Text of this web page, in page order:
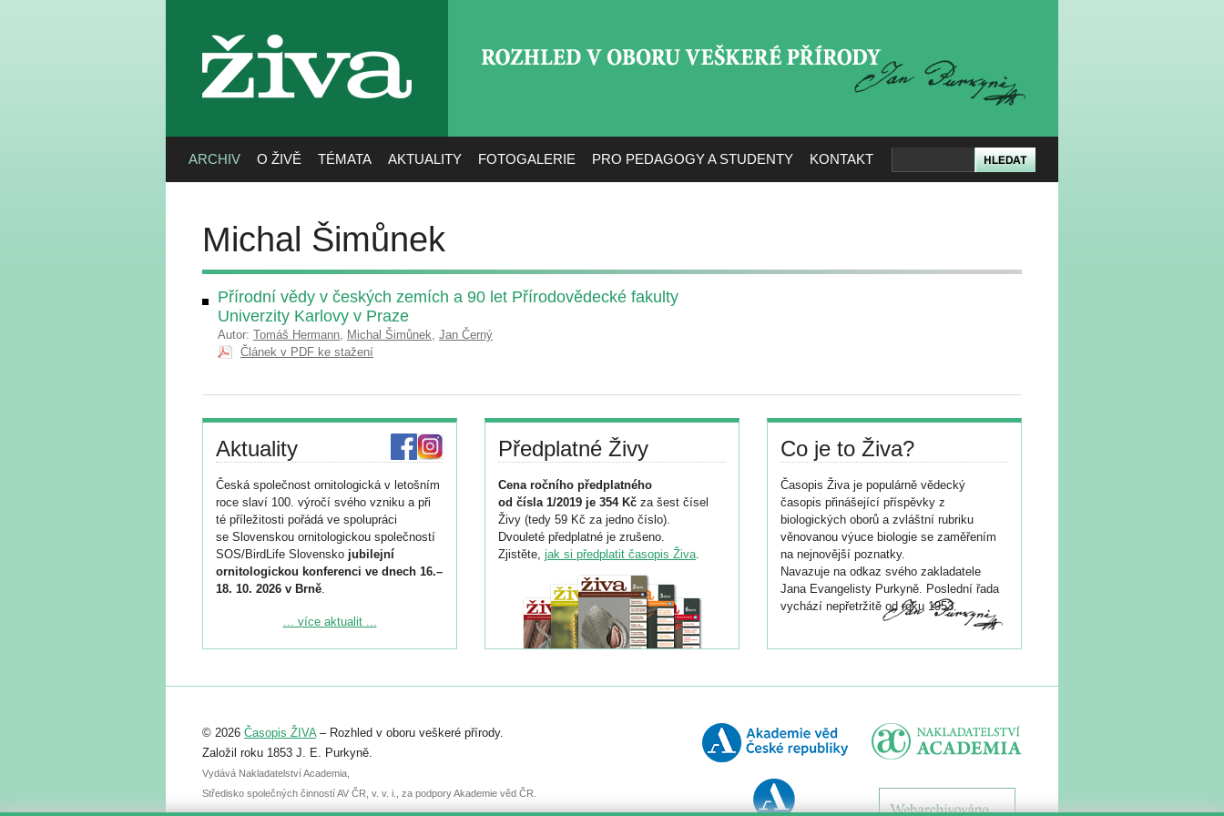
živa
ARCHIV O ŽIVĚ TÉMATA AKTUALITY FOTOGALERIE PRO PEDAGOGY A STUDENTY KONTAKT
Michal Šimůnek
Přírodní vědy v českých zemích a 90 let Přírodovědecké fakulty
Univerzity Karlovy v Praze
Autor: Tomáš Hermann, Michal Šimůnek, Jan Černý
Článek v PDF ke stažení
Aktuality
Česká společnost ornitologická v letošním
roce slaví 100. výročí svého vzniku a při
té příležitosti pořádá ve spolupráci
se Slovenskou ornitologickou společností
SOS/BirdLife Slovensko jubilejní
ornitologickou konferenci ve dnech 16.–
18. 10. 2026 v Brně.
Podrobnější informace ke konferenci
Registrovat se můžete do 6. září.
abstraktu přihlášené přednášky nebo
posteru je už 30. června.
... více aktualit ...
Předplatné Živy
Cena ročního předplatného
od čísla 1/2019 je 354 Kč za šest čísel
Živy (tedy 59 Kč za jedno číslo).
Dvouleté předplatné je zrušeno.
Zjistěte, jak si předplatit časopis Živa.
Co je to Živa?
Časopis Živa je populárně vědecký
časopis přinášející příspěvky z
biologických oborů a zvláštní rubriku
věnovanou výuce biologie se zaměřením
na nejnovější poznatky.
Navazuje na odkaz svého zakladatele
Jana Evangelisty Purkyně. Poslední řada
vychází nepřetržitě od roku 1953.
© 2026 Časopis ŽIVA– Rozhled v oboru veškeré přírody.
Založil roku 1853 J. E. Purkyně.
Vydává Nakladatelství Academia,
Středisko společných činností AV ČR, v. v. i., za podpory Akademie věd ČR.